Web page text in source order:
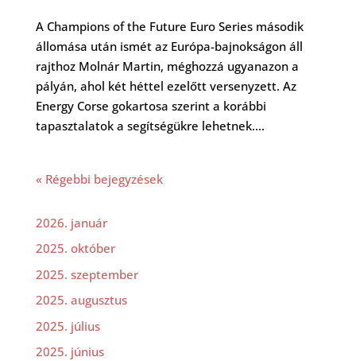
A Champions of the Future Euro Series második
állomása után ismét az Európa-bajnokságon áll
rajthoz Molnár Martin, méghozzá ugyanazon a
pályán, ahol két héttel ezelőtt versenyzett. Az
Energy Corse gokartosa szerint a korábbi
tapasztalatok a segítségükre lehetnek....
« Régebbi bejegyzések
2026. január
2025. október
2025. szeptember
2025. augusztus
2025. július
2025. június